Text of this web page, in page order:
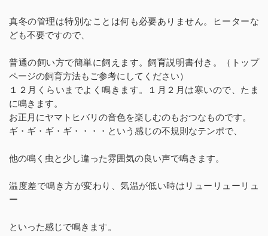
真冬の管理は特別なことは何も必要ありません。ヒーターな
ども不要ですので、
普通の飼い方で簡単に飼えます。飼育説明書付き。（トップ
ページの飼育方法もご参考にしてください）
１２月くらいまでよく鳴きます。１月２月は寒いので、たま
に鳴きます。
お正月にヤマトヒバリの音色を楽しむのもおつなものです。
ギ・ギ・ギ・ギ・・・・という感じの不規則なテンポで、
他の鳴く虫と少し違った雰囲気の良い声で鳴きます。
温度差で鳴き方が変わり、気温が低い時はリューリューリュ
ー
といった感じで鳴きます。